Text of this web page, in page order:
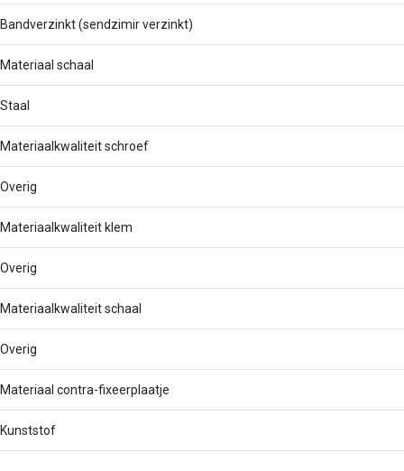
Bandverzinkt (sendzimir verzinkt)
Materiaal schaal
Staal
Materiaalkwaliteit schroef
Overig
Materiaalkwaliteit klem
Overig
Materiaalkwaliteit schaal
Overig
Materiaal contra-fixeerplaatje
Kunststof